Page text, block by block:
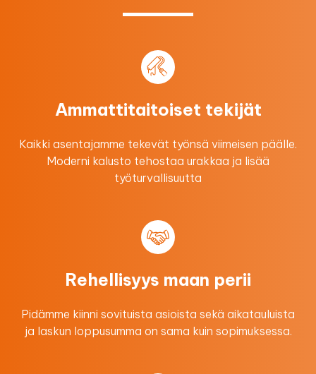
Ammattitaitoiset tekijät
Kaikki asentajamme tekevät työnsä viimeisen päälle.
Moderni kalusto tehostaa urakkaa ​ja lisää
työturvallisuutta
Rehellisyys maan perii
Pidämme kiinni sovituista asioista sekä aikatauluista
ja laskun loppusumma on sama kuin sopimuksessa.